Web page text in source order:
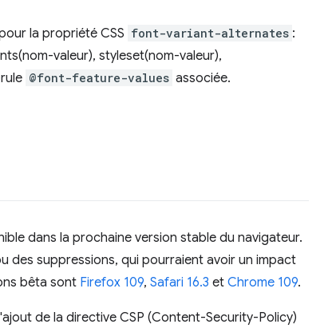
la propriété CSS font-variant-alternates :
valeur), styleset(nom-valeur),
@font-feature-values associée.
dans la prochaine version stable du navigateur.
des suppressions, qui pourraient avoir un impact
bêta sont Firefox 109, Safari 16.3 et Chrome 109.
de la directive CSP (Content-Security-Policy)